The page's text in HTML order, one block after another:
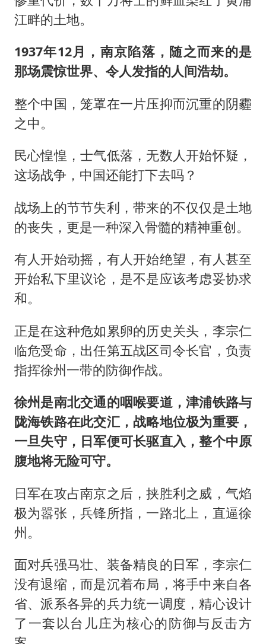
江畔的土地。
1937年12月，南京陷落，随之而来的是
那场震惊世界、令人发指的人间浩劫。
整个中国，笼罩在一片压抑而沉重的阴霾
之中。
民心惶惶，士气低落，无数人开始怀疑，
这场战争，中国还能打下去吗？
战场上的节节失利，带来的不仅仅是土地
的丧失，更是一种深入骨髓的精神重创。
有人开始动摇，有人开始绝望，有人甚至
开始私下里议论，是不是应该考虑妥协求
和。
正是在这种危如累卵的历史关头，李宗仁
临危受命，出任第五战区司令长官，负责
指挥徐州一带的防御作战。
徐州是南北交通的咽喉要道，津浦铁路与
陇海铁路在此交汇，战略地位极为重要，
一旦失守，日军便可长驱直入，整个中原
腹地将无险可守。
日军在攻占南京之后，挟胜利之威，气焰
极为嚣张，兵锋所指，一路北上，直逼徐
州。
面对兵强马壮、装备精良的日军，李宗仁
没有退缩，而是沉着布局，将手中来自各
省、派系各异的兵力统一调度，精心设计
了一套以台儿庄为核心的防御与反击方